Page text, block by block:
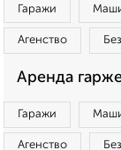
Гаражи
Агенство
Аренда
Гаражи
Агенство